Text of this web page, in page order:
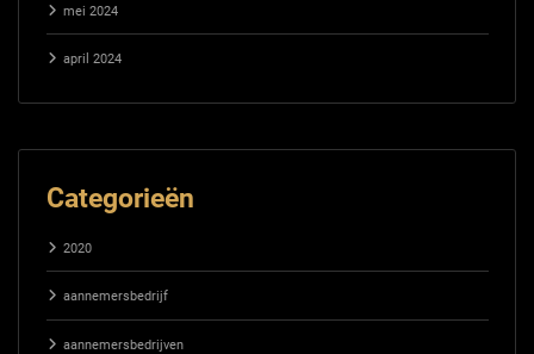
mei 2024
april 2024
Categorieën
2020
aannemersbedrijf
aannemersbedrijven